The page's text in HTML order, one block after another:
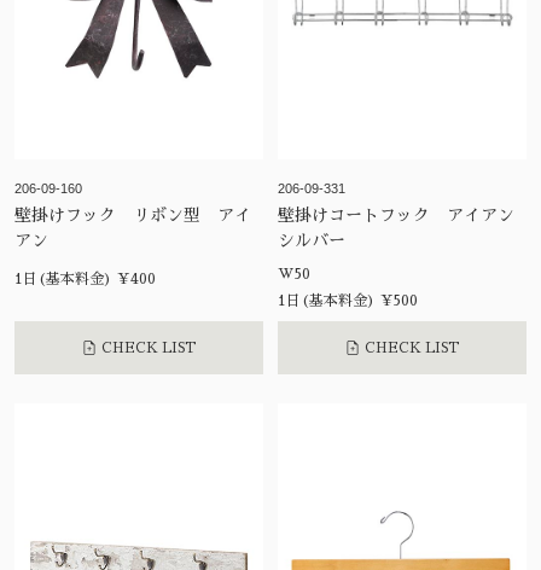
206-09-160
壁掛けフック リボン型 アイ
アン
1日(基本料金) ¥400
CHECK LIST
206-09-331
壁掛けコートフック アイアン
シルバー
W50
1日(基本料金) ¥500
CHECK LIST